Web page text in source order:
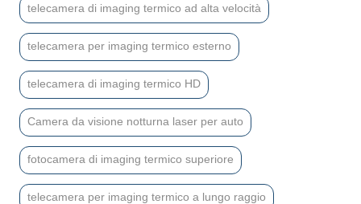
telecamera di imaging termico ad alta velocità
telecamera per imaging termico esterno
telecamera di imaging termico HD
Camera da visione notturna laser per auto
fotocamera di imaging termico superiore
telecamera per imaging termico a lungo raggio